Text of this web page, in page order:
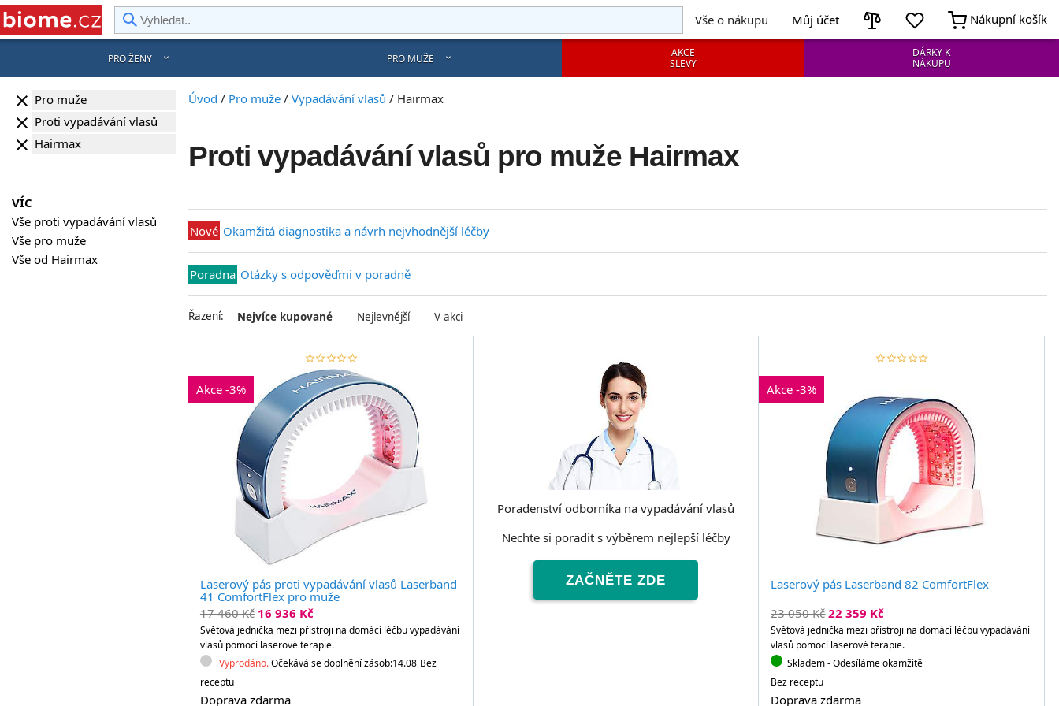
Vše o nákupu Můj účet Nákupní košík
PRO ŽENY PRO MUŽE
AKCE
SLEVY
DÁRKY K
NÁKUPU
clear Pro muže
clear Proti vypadávání vlasů
clear Hairmax
VÍC
Vše proti vypadávání vlasů
Vše pro muže
Vše od Hairmax
Úvod / Pro muže/ Vypadávání vlasů / Hairmax
Proti vypadávání vlasů pro muže Hairmax
Nové Okamžitá diagnostika a návrh nejvhodnější léčby
Poradna Otázky s odpověďmi v poradně
Řazení: Nejvíce kupované Nejlevnější V akci
Akce -3%
star_borderstar_borderstar_borderstar_borderstar_border
starstarstarstarstar
Laserový pás proti vypadávání vlasů Laserband
41 ComfortFlex pro muže
17 460 Kč 16 936 Kč
Světová jednička mezi přístroji na domácí léčbu vypadávání
vlasů pomocí laserové terapie.
Vyprodáno.Očekává se doplnění zásob:14.08 Bez
receptu
Doprava zdarma
Poradenství odborníka na vypadávání vlasů
Nechte si poradit s výběrem nejlepší léčby
ZAČNĚTE ZDE
Akce -3%
star_borderstar_borderstar_borderstar_borderstar_border
starstarstarstarstar
Laserový pás Laserband 82 ComfortFlex
23 050 Kč 22 359 Kč
Světová jednička mezi přístroji na domácí léčbu vypadávání
vlasů pomocí laserové terapie.
Skladem - Odesíláme okamžitě
Bez receptu
Doprava zdarma